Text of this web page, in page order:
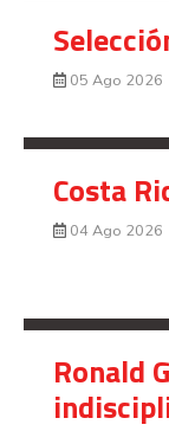
05 Ago 2026
Costa
04 Ago 2026
Ronald